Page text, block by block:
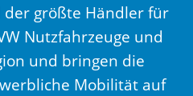
größte Händler für
Nutzfahrzeuge und
und bringen die
Mobilität auf